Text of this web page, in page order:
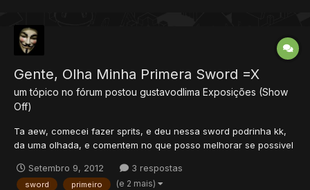
Gente, Olha Minha Primera Sword =X
um tópico no fórum postou gustavodlima Exposições (Show
Off)
Ta aew, comecei fazer sprits, e deu nessa sword podrinha kk,
da uma olhada, e comentem no que posso melhorar se possivel
Setembro 9, 2012
3 respostas
sword primeiro (e 2 mais)